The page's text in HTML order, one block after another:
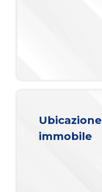
Ubicazione
immobile